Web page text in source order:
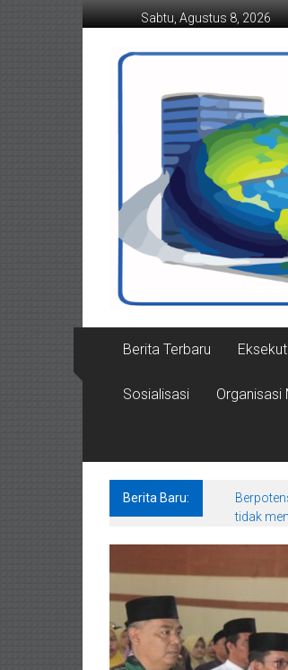
ke
Sabtu, Agustus 8, 2026
Berita Terbaru
Sosialisasi Organisasi
Berita Baru:
tidak